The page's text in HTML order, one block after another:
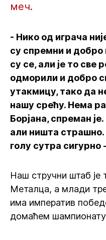
меч.
- Нико од играча
су спремни и добро
су се, али је то све
одморили и добро
утакмицу, тако да
нашу срећу. Нема
Борјана, спреман
али ништа страшно.
голу сутра сигурно -
Наш стручни штаб
Металца, а млади
има императив
домаћем